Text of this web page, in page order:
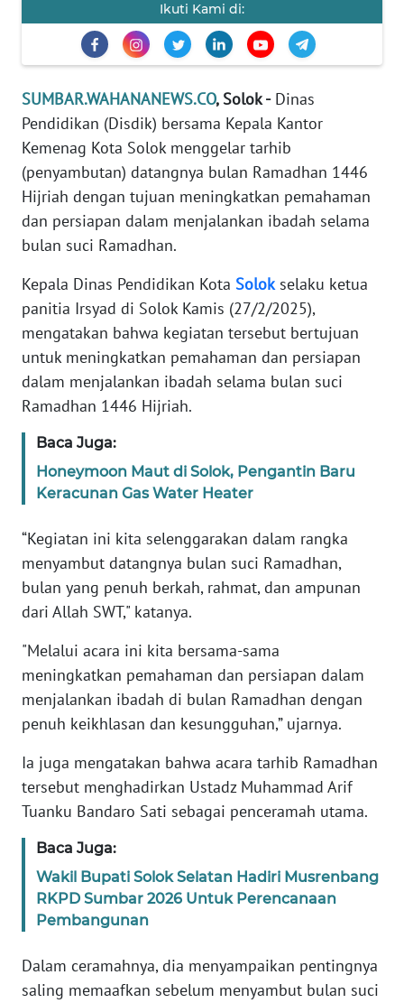
Ikuti Kami di:
SUMBAR.WAHANANEWS.CO, Solok -Dinas
Pendidikan (Disdik) bersama Kepala Kantor
Kemenag Kota Solok menggelar tarhib
(penyambutan) datangnya bulan Ramadhan 1446
Hijriah dengan tujuan meningkatkan pemahaman
dan persiapan dalam menjalankan ibadah selama
bulan suci Ramadhan.
Kepala Dinas Pendidikan Kota Solokselaku ketua
panitia Irsyad di Solok Kamis (27/2/2025),
mengatakan bahwa kegiatan tersebut bertujuan
untuk meningkatkan pemahaman dan persiapan
dalam menjalankan ibadah selama bulan suci
Ramadhan 1446 Hijriah.
Baca Juga:
Honeymoon Maut di Solok, Pengantin Baru
Keracunan Gas Water Heater
“Kegiatan ini kita selenggarakan dalam rangka
menyambut datangnya bulan suci Ramadhan,
bulan yang penuh berkah, rahmat, dan ampunan
dari Allah SWT," katanya.
"Melalui acara ini kita bersama-sama
meningkatkan pemahaman dan persiapan dalam
menjalankan ibadah di bulan Ramadhan dengan
penuh keikhlasan dan kesungguhan,” ujarnya.
Ia juga mengatakan bahwa acara tarhib Ramadhan
tersebut menghadirkan Ustadz Muhammad Arif
Tuanku Bandaro Sati sebagai penceramah utama.
Baca Juga:
Wakil Bupati Solok Selatan Hadiri Musrenbang
RKPD Sumbar 2026 Untuk Perencanaan
Pembangunan
Dalam ceramahnya, dia menyampaikan pentingnya
saling memaafkan sebelum menyambut bulan suci
REDAKSI
KARIR
DISCLAIMER
Wahana
Regional
WN
SUMUT
JAKARTA
WN
JABAR
WN
BANTEN
WN
NTT
KEPRI
WN
WN
PAPUA
WN
RIAU
SERAMBI